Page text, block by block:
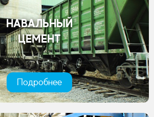
НАВАЛЬНЫЙ
ЦЕМЕНТ
Подробнее